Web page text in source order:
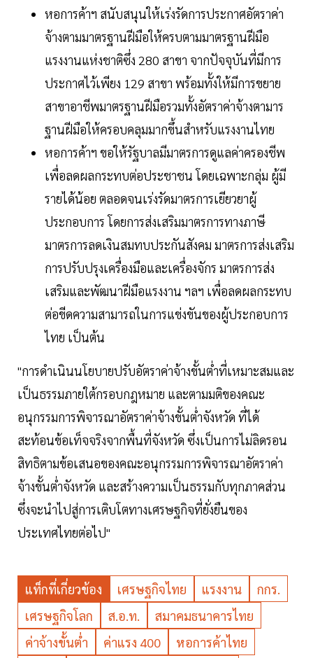
หอการค้าฯ สนับสนุนให้เร่งรัดการประกาศอัตราค่า
จ้างตามมาตรฐานฝีมือให้ครบตามมาตรฐานฝีมือ
แรงงานแห่งชาติซึ่ง 280 สาขา จากปัจจุบันที่มีการ
ประกาศไว้เพียง 129 สาขา พร้อมทั้งให้มีการขยาย
สาขาอาชีพมาตรฐานฝีมือรวมทั้งอัตราค่าจ้างตามาร
ฐานฝีมือให้ครอบคลุมมากขึ้นสำหรับแรงงานไทย
หอการค้าฯ ขอให้รัฐบาลมีมาตรการดูแลค่าครองชีพ
เพื่อลดผลกระทบต่อประชาชน โดยเฉพาะกลุ่ม ผู้มี
รายได้น้อย ตลอดจนเร่งรัดมาตรการเยียวยาผู้
ประกอบการ โดยการส่งเสริมมาตรการทางภาษี
มาตรการลดเงินสมทบประกันสังคม มาตรการส่งเสริม
การปรับปรุงเครื่องมือและเครื่องจักร มาตรการส่ง
เสริมและพัฒนาฝีมือแรงงาน ฯลฯ เพื่อลดผลกระทบ
ต่อขีดความสามารถในการแข่งขันของผู้ประกอบการ
ไทย เป็นต้น
"การดำเนินนโยบายปรับอัตราค่าจ้างขั้นต่ำที่เหมาะสมและ
เป็นธรรมภายใต้กรอบกฎหมาย และตามมติของคณะ
อนุกรรมการพิจารณาอัตราค่าจ้างขั้นต่ำจังหวัด ที่ได้
สะท้อนข้อเท็จจริงจากพื้นที่จังหวัด ซึ่งเป็นการไม่ลิดรอน
สิทธิตามข้อเสนอของคณะอนุกรรมการพิจารณาอัตราค่า
จ้างขั้นต่ำจังหวัด และสร้างความเป็นธรรมกับทุกภาคส่วน
ซึ่งจะนำไปสู่การเติบโตทางเศรษฐกิจที่ยั่งยืนของ
ประเทศไทยต่อไป"
แท็กที่เกี่ยวข้อง เศรษฐกิจไทย แรงงาน
กกร.
เศรษฐกิจโลก
ส.อ.ท.
สมาคมธนาคารไทย
ค่าจ้างขั้นต่ำ
ค่าแรง 400 หอการค้าไทย